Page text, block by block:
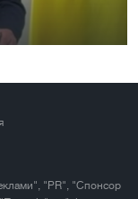
"PR", "Спонсор